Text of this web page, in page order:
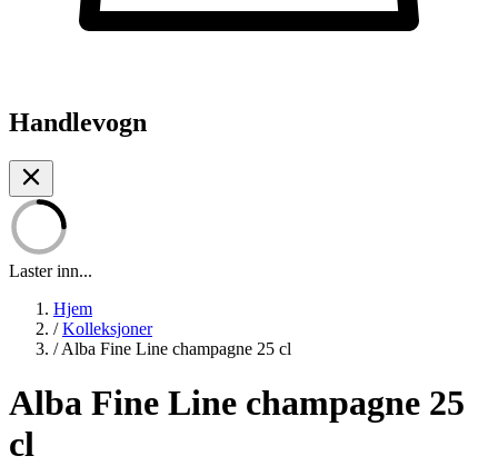
Handlevogn
Laster inn...
Hjem
/ Kolleksjoner
/ Alba Fine Line champagne 25 cl
Alba Fine Line champagne 25
cl